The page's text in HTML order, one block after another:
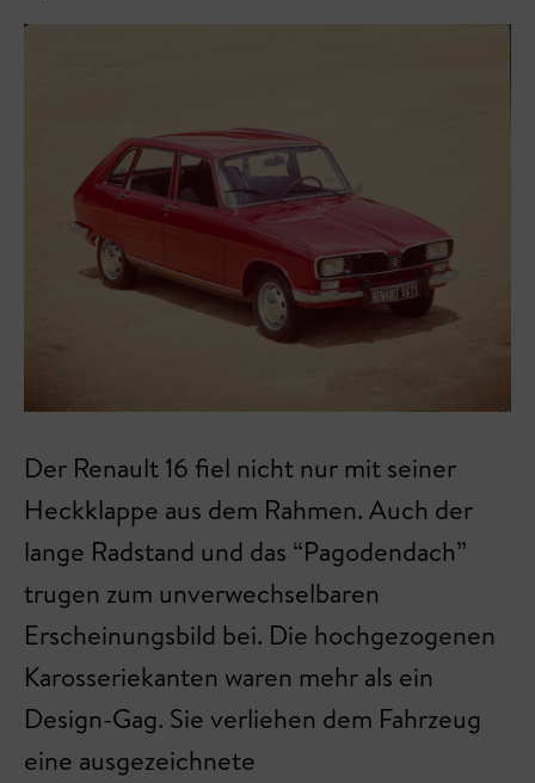
Der Renault 16 fiel nicht nur mit seiner
Heckklappe aus dem Rahmen. Auch der
lange Radstand und das “Pagodendach”
trugen zum unverwechselbaren
Erscheinungsbild bei. Die hochgezogenen
Karosseriekanten waren mehr als ein
Design-Gag. Sie verliehen dem Fahrzeug
eine ausgezeichnete